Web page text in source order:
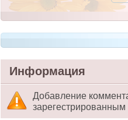
Информация
Добавление